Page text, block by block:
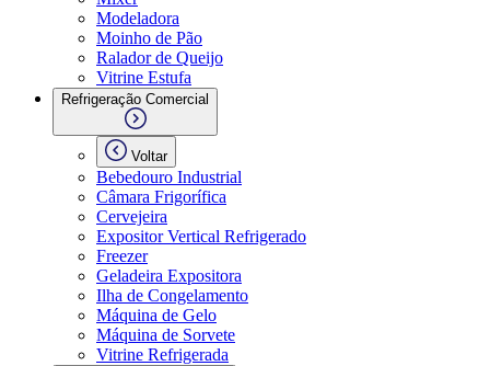
Modeladora
Moinho de Pão
Ralador de Queijo
Vitrine Estufa
Refrigeração Comercial
Voltar
Bebedouro Industrial
Câmara Frigorífica
Cervejeira
Expositor Vertical Refrigerado
Freezer
Geladeira Expositora
Ilha de Congelamento
Máquina de Gelo
Máquina de Sorvete
Vitrine Refrigerada